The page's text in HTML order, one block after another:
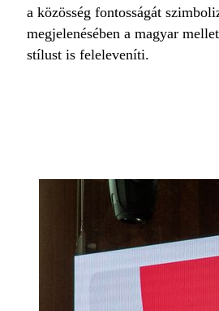
a közösség fontosságát
megjelenésében a magyar
stílust is feleleveníti.